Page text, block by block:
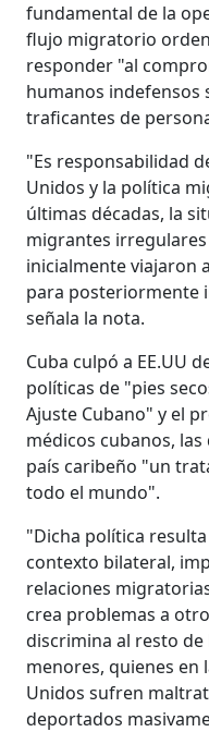
fundamental de la
flujo migratorio
responder "al
humanos indefensos
traficantes de
"Es responsabilidad
Unidos y la política
últimas décadas, la
migrantes
inicialmente viajaron
para posteriormente
señala la nota.
Cuba culpó a EE.UU
políticas de "pies
Ajuste Cubano" y el
médicos cubanos,
país caribeño "un
todo el mundo".
"Dicha política
contexto bilateral,
relaciones
crea problemas a
discrimina al resto
menores, quienes en
Unidos sufren
deportados